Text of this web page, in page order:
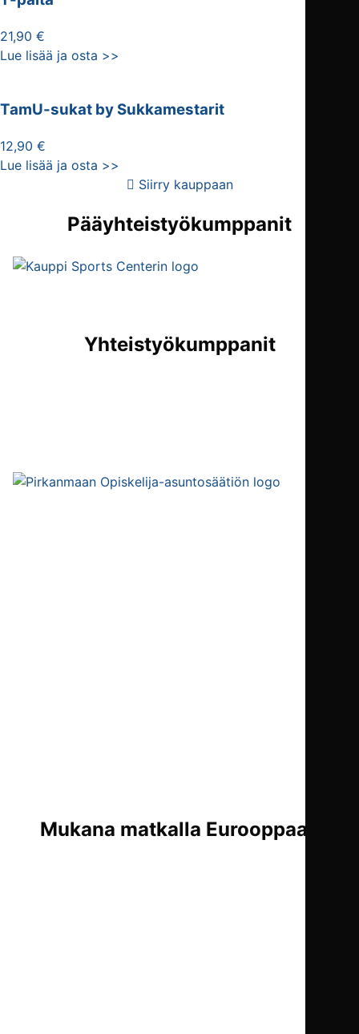
21,90 €
Lue lisää ja osta >>
TamU-sukat by Sukkamestarit
12,90 €
Lue lisää ja osta >>
Siirry kauppaan
Pääyhteistyökumppanit
Yhteistyökumppanit
Mukana matkalla Eurooppaan